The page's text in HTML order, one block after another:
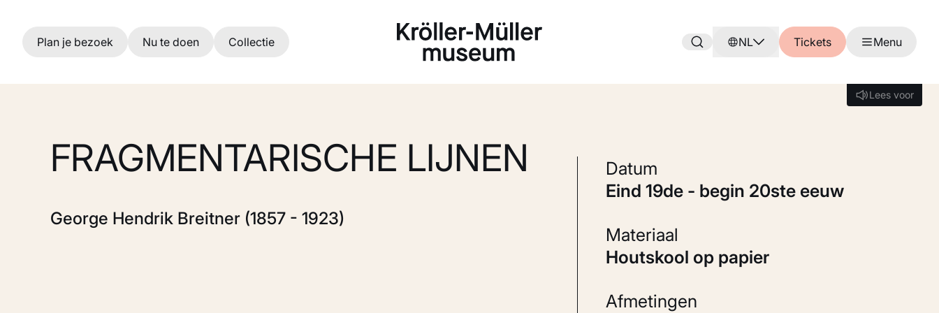
Ga naar hoofdinhoud
Plan je bezoek Nu te doen Collectie NL Tickets Menu
Lees voor
Lees voor
FRAGMENTARISCHE LIJNEN
George Hendrik Breitner (1857 - 1923)
Datum
eind 19de - begin 20ste eeuw
Materiaal
Houtskool op papier
Afmetingen